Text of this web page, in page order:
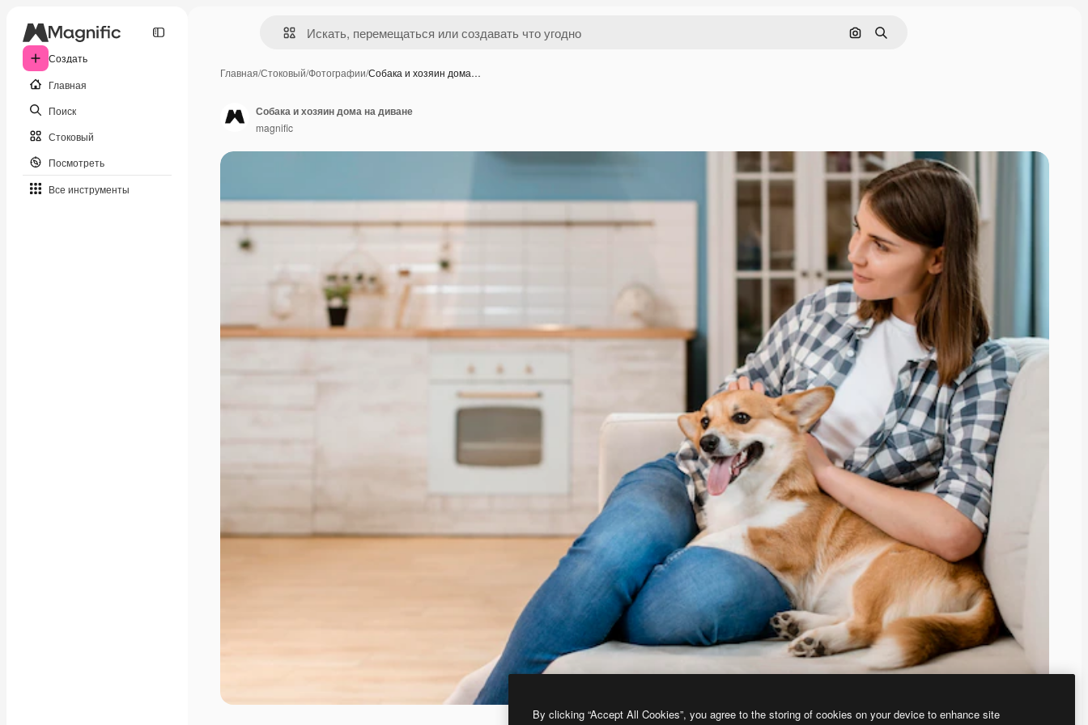
Создать
Главная
Поиск
Стоковый
Посмотреть
Все инструменты
Поиск по изображению
Поиск
Главная/Стоковый/Фотографии/Собака и хозяин дома…
Собака и хозяин дома на диване
magnific
By clicking “Accept All Cookies”, you agree to the storing of cookies on your device to enhance site